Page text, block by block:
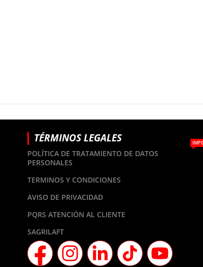
TÉRMINOS LEGALES
POLÍTICA DE TRATAMIENTO DE DATOS
PERSONALES
TERMINOS Y CONDICIONES
AVISO DE PRIVACIDAD
PQRS ATENCIÓN AL CLIENTE
SAGRILAFT